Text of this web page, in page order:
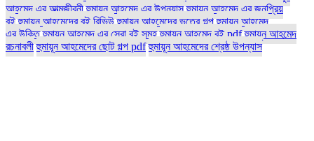
আহমেদ এর আত্মজীবনী হুমায়ুন আহমেদ এর উপন্যাস হুমায়ুন আহমেদ এর জনপ্রিয়
বই হুমায়ুন আহমেদের বই রিভিউ হুমায়ুন আহমেদের ভূতের গল্প হুমায়ূন আহমেদ
এর উক্তি হুমায়ূন আহমেদ এর সেরা বই সমূহ হুমায়ূন আহমেদ বই pdf হুমায়ূন আহমেদ
রচনাবলী হুমায়ূন আহমেদের ছোট গল্প pdf হুমায়ূন আহমেদের শ্রেষ্ঠ উপন্যাস